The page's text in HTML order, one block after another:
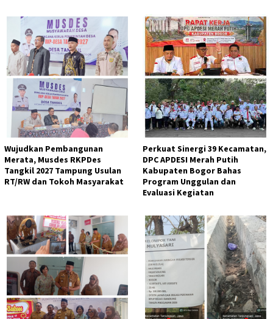
Wujudkan Pembangunan
Merata, Musdes RKPDes
Tangkil 2027 Tampung Usulan
RT/RW dan Tokoh Masyarakat
Perkuat Sinergi 39 Kecamatan,
DPC APDESI Merah Putih
Kabupaten Bogor Bahas
Program Unggulan dan
Evaluasi Kegiatan